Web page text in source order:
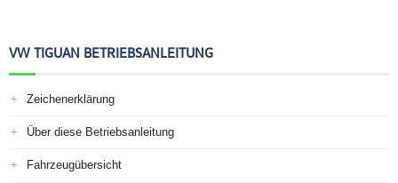
VW TIGUAN BETRIEBSANLEITUNG
Zeichenerklärung
Über diese Betriebsanleitung
Fahrzeugübersicht